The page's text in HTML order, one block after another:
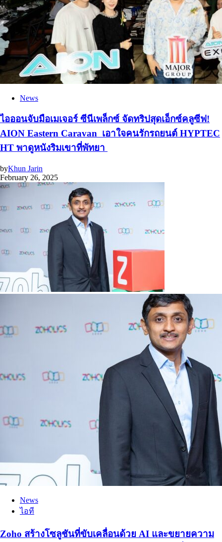
News
ไอออนจับมือเมเจอร์ ซีนีเพล็กซ์ จัดทริปสุดเอ็กซ์คลูซีฟ!
AION Eastern Caravan เอาใจคนรักรถยนต์ HYPTEC
HT พาดูหนังริมเขาที่พัทยา
byKhun Jarin
February 26, 2025
News
ไอที
Zoho สร้างโซลูชันที่ขับเคลื่อนด้วย AI และขยายความ